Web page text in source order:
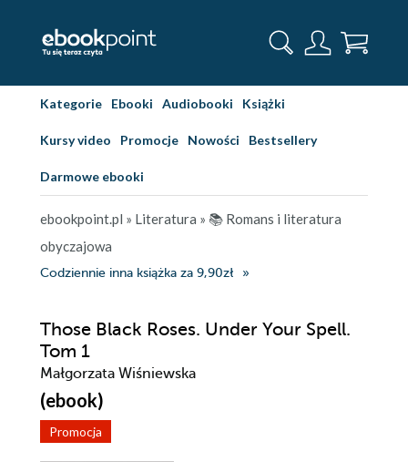
Kategorie Ebooki Audiobooki Książki
Kursy video Promocje Nowości Bestsellery
Darmowe ebooki
ebookpoint.pl » Literatura » 📚 Romans i literatura
obyczajowa
Codziennie inna książka za 9,90zł
Those Black Roses. Under Your Spell.
Tom 1
Małgorzata Wiśniewska
(ebook)
Promocja